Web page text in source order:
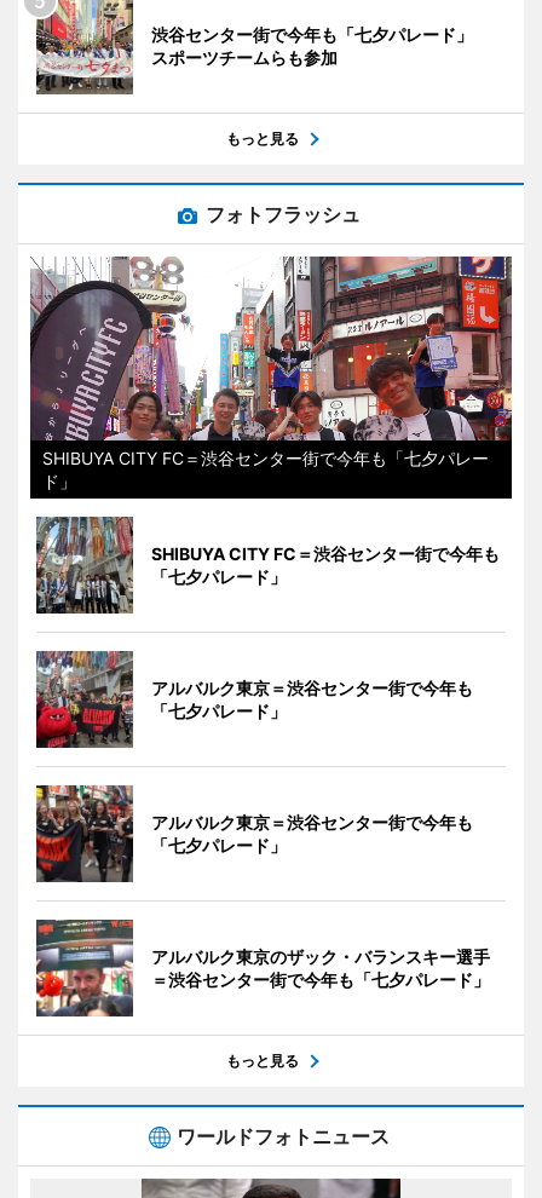
渋谷センター街で今年も「七夕パレード」
スポーツチームらも参加
もっと見る
フォトフラッシュ
SHIBUYA CITY FC＝渋谷センター街で今年も「七夕パレー
ド」
SHIBUYA CITY FC＝渋谷センター街で今年も
「七夕パレード」
アルバルク東京＝渋谷センター街で今年も
「七夕パレード」
アルバルク東京＝渋谷センター街で今年も
「七夕パレード」
アルバルク東京のザック・バランスキー選手
＝渋谷センター街で今年も「七夕パレード」
もっと見る
ワールドフォトニュース